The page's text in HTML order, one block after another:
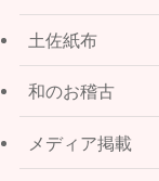
土佐紙布
和のお稽古
メディア掲載